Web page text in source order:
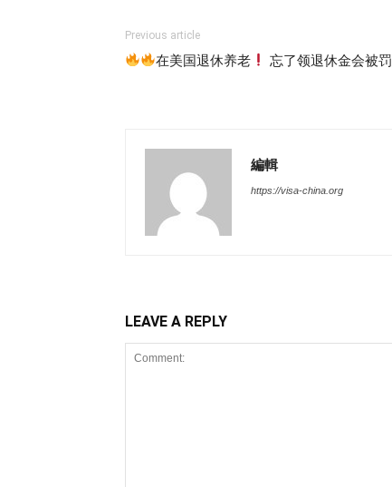
Previous article
在美国退休养老 忘了领退休金会被
編輯
https://visa-china.org
LEAVE A REPLY